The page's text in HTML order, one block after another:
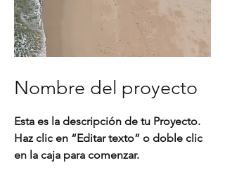
Nombre del proyecto
Esta es la descripción de tu Proyecto.
Haz clic en “Editar texto” o doble clic
en la caja para comenzar.